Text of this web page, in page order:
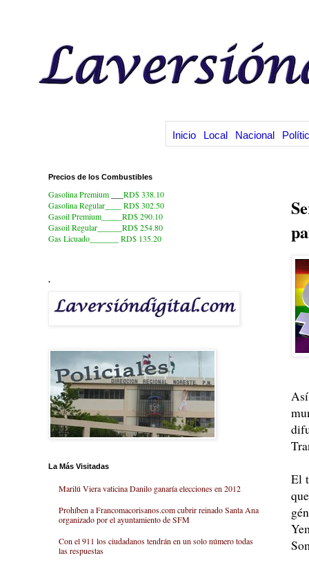
Inicio Local Nacional
El
Precios de los Combustibles
Gasolina Premium
RD$ 338.10
Gasolina Regular____ RD$ 302.50
Gasoil Premium_____RD$ 290.10
Gasoil Regular______RD$ 254.80
Gas Licuado_______
RD$ 135.20
.
La Más Visitadas
Marilú Viera vaticina Danilo ganaría elecciones en 2012
Prohíben a Francomacorisanos.com cubrir reinado Santa Ana
organizado por el ayuntamiento de SFM
Con el 911 los ciudadanos tendrán en un solo número todas
las respuestas